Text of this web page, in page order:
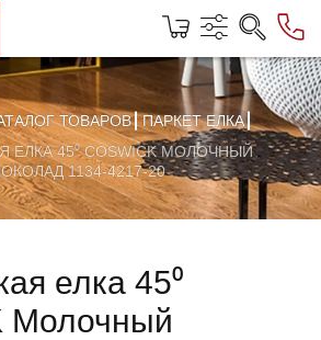
ТОВАРОВ
ПАРКЕТ ЕЛКА
ЕЛКА 45⁰ COSWICK МОЛОЧНЫЙ
1134-4217-20
елка 45⁰
Молочный